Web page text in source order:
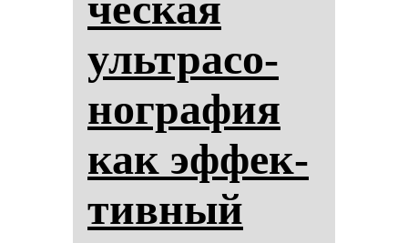
ультра­со­
ног­ра­фия
как эф­фек­
тив­ный